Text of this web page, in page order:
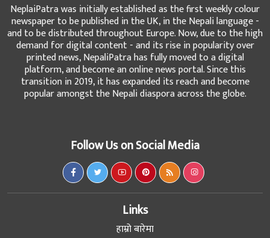
NeplaiPatra was initially established as the first weekly colour
newspaper to be published in the UK, in the Nepali language -
and to be distributed throughout Europe. Now, due to the high
demand for digital content - and its rise in popularity over
printed news, NepaliPatra has fully moved to a digital
platform, and become an online news portal. Since this
transition in 2019, it has expanded its reach and become
popular amongst the Nepali diaspora across the globe.
Follow Us on Social Media
Links
हाम्रो बारेमा